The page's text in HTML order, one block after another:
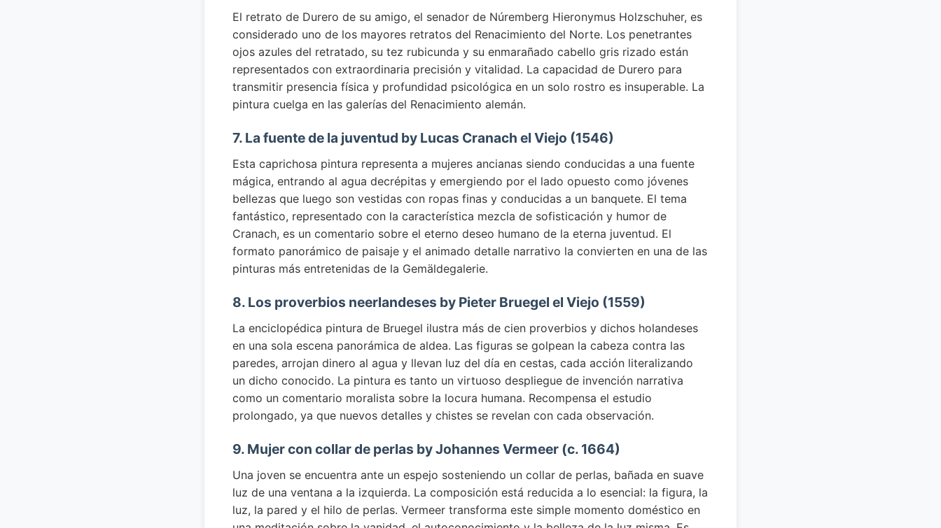
El retrato de Durero de su amigo, el senador de Núremberg Hieronymus Holzschuher, es
considerado uno de los mayores retratos del Renacimiento del Norte. Los penetrantes
ojos azules del retratado, su tez rubicunda y su enmarañado cabello gris rizado están
representados con extraordinaria precisión y vitalidad. La capacidad de Durero para
transmitir presencia física y profundidad psicológica en un solo rostro es insuperable. La
pintura cuelga en las galerías del Renacimiento alemán.
7. La fuente de la juventud by Lucas Cranach el Viejo (1546)
Esta caprichosa pintura representa a mujeres ancianas siendo conducidas a una fuente
mágica, entrando al agua decrépitas y emergiendo por el lado opuesto como jóvenes
bellezas que luego son vestidas con ropas finas y conducidas a un banquete. El tema
fantástico, representado con la característica mezcla de sofisticación y humor de
Cranach, es un comentario sobre el eterno deseo humano de la eterna juventud. El
formato panorámico de paisaje y el animado detalle narrativo la convierten en una de las
pinturas más entretenidas de la Gemäldegalerie.
8. Los proverbios neerlandeses by Pieter Bruegel el Viejo (1559)
La enciclopédica pintura de Bruegel ilustra más de cien proverbios y dichos holandeses
en una sola escena panorámica de aldea. Las figuras se golpean la cabeza contra las
paredes, arrojan dinero al agua y llevan luz del día en cestas, cada acción literalizando
un dicho conocido. La pintura es tanto un virtuoso despliegue de invención narrativa
como un comentario moralista sobre la locura humana. Recompensa el estudio
prolongado, ya que nuevos detalles y chistes se revelan con cada observación.
9. Mujer con collar de perlas by Johannes Vermeer (c. 1664)
Una joven se encuentra ante un espejo sosteniendo un collar de perlas, bañada en suave
luz de una ventana a la izquierda. La composición está reducida a lo esencial: la figura, la
luz, la pared y el hilo de perlas. Vermeer transforma este simple momento doméstico en